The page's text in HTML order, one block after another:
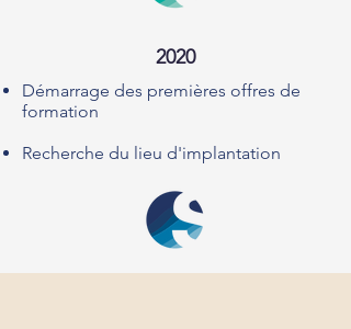
2020
Démarrage des premières offres de
formation
Recherche du lieu d'implantation